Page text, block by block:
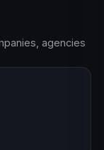
agencies